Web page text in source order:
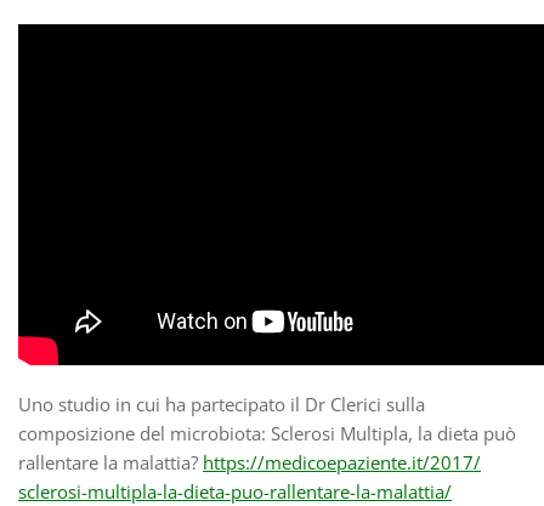
Uno studio in cui ha partecipato il Dr Clerici sulla
composizione del microbiota: Sclerosi Multipla, la dieta può
rallentare la malattia? https://medicoepaziente.it/2017/
sclerosi-multipla-la-dieta-puo-rallentare-la-malattia/